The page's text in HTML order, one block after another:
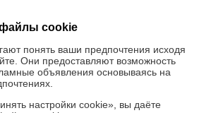
файлы cookie
понять ваши предпочтения исходя
Они предоставляют возможность
объявления основываясь на
настройки cookie», вы даёте